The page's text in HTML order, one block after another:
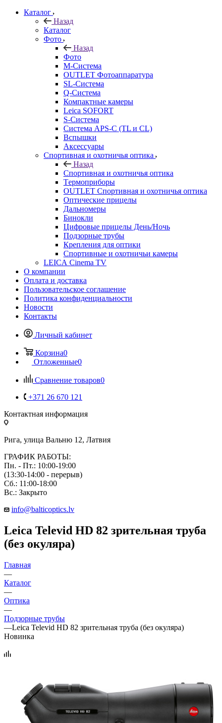
Каталог
Назад
Каталог
Фото
Назад
Фото
M-Система
OUTLET Фотоаппаратура
SL-Система
Q-Cистема
Компактные камеры
Leica SOFORT
S-Система
Система APS-C (TL и CL)
Вспышки
Аксессуары
Спортивная и охотничья оптика
Назад
Спортивная и охотничья оптика
Tермоприборы
OUTLET Спортивная и охотничья оптика
Оптические прицелы
Дальномеры
Бинокли
Цифровые прицелы День/Ночь
Подзорные трубы
Крепления для оптики
Спортивные и охотничьи камеры
LEICA Cinema TV
О компании
Оплата и доставка
Пользовательское соглашение
Политика конфиденциальности
Новости
Контакты
Личный кабинет
Корзина0
Отложенные0
Сравнение товаров0
+371 26 670 121
Контактная информация
Рига, улица Вальню 12, Латвия
ГРАФИК РАБОТЫ:
Пн. - Пт.: 10:00-19:00
(13:30-14:00 - перерыв)
Сб.: 11:00-18:00
Вс.: Закрыто
info@balticoptics.lv
Leica Televid HD 82 зрительная труба
(без окуляра)
Главная
—
Каталог
—
Оптика
—
Подзорные трубы
—Leica Televid HD 82 зрительная труба (без окуляра)
Новинка